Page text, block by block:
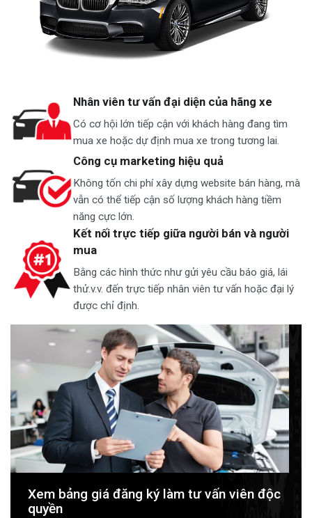
Nhân viên tư vấn đại diện của hãng xe
Có cơ hội lớn tiếp cận với khách hàng đang tìm
mua xe hoặc dự định mua xe trong tương lai.
Công cụ marketing hiệu quả
Không tốn chi phí xây dựng website bán hàng, mà
vẫn có thể tiếp cận số lượng khách hàng tiềm
năng cực lớn.
Kết nối trực tiếp giữa người bán và người
mua
Bằng các hình thức như gửi yêu cầu báo giá, lái
thử.v.v. đến trực tiếp nhân viên tư vấn hoặc đại lý
được chỉ định.
Xem bảng giá đăng ký làm tư vấn viên độc
quyền